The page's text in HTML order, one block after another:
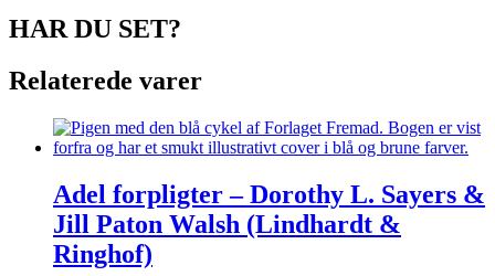
HAR DU SET?
Relaterede varer
Adel forpligter – Dorothy L. Sayers &
Jill Paton Walsh (Lindhardt &
Ringhof)